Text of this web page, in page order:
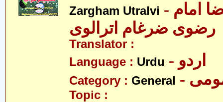
Zargham Utralvi - مولانا سید رضا امام
رضوی ضرغام اترالوی
Translator :
Language : Urdu - اردو
Category : General
Topic :